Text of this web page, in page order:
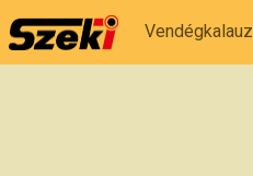
Vendégkalauz